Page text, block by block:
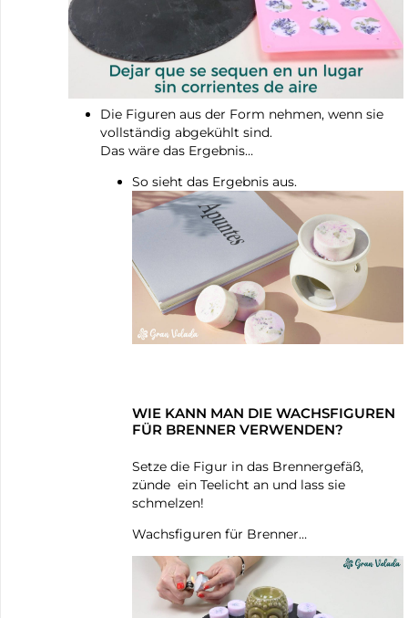
Die Figuren aus der Form nehmen, wenn sie
vollständig abgekühlt sind.
Das wäre das Ergebnis…
So sieht das Ergebnis aus.
WIE KANN MAN DIE WACHSFIGUREN
FÜR BRENNER VERWENDEN?
Setze die Figur in das Brennergefäß,
zünde ein Teelicht an und lass sie
schmelzen!
Wachsfiguren für Brenner…